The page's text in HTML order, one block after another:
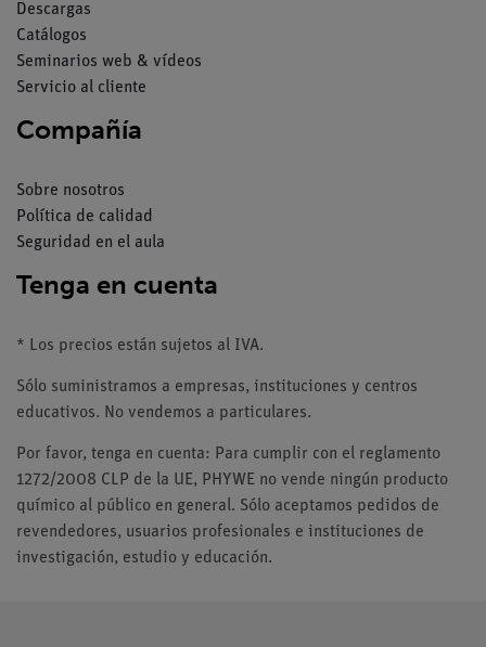
Descargas
Catálogos
Seminarios web & vídeos
Servicio al cliente
Compañía
Sobre nosotros
Política de calidad
Seguridad en el aula
Tenga en cuenta
* Los precios están sujetos al IVA.
Sólo suministramos a empresas, instituciones y centros
educativos. No vendemos a particulares.
Por favor, tenga en cuenta: Para cumplir con el reglamento
1272/2008 CLP de la UE, PHYWE no vende ningún producto
químico al público en general. Sólo aceptamos pedidos de
revendedores, usuarios profesionales e instituciones de
investigación, estudio y educación.